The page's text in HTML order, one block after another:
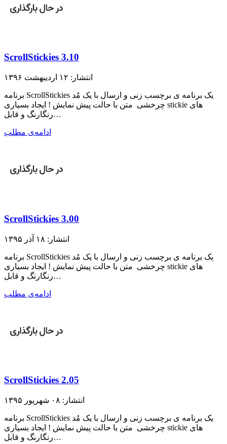
ScrollStickies 3.10
انتشار: ۱۲ اردیبهشت ۱۳۹۶
برنامه ScrollStickies یک برنامه ی برچسب زنی و ارسال با یک مُد
چرخشی متن با حالت پیش نمایش ! ایجاد بسیاری stickie های
رنگارنگ و قابل…
ادامه‌ی مطلب
ScrollStickies 3.00
انتشار: ۱۸ آذر ۱۳۹۵
برنامه ScrollStickies یک برنامه ی برچسب زنی و ارسال با یک مُد
چرخشی متن با حالت پیش نمایش ! ایجاد بسیاری stickie های
رنگارنگ و قابل…
ادامه‌ی مطلب
ScrollStickies 2.05
انتشار: ۰۸ شهریور ۱۳۹۵
برنامه ScrollStickies یک برنامه ی برچسب زنی و ارسال با یک مُد
چرخشی متن با حالت پیش نمایش ! ایجاد بسیاری stickie های
رنگارنگ و قابل…